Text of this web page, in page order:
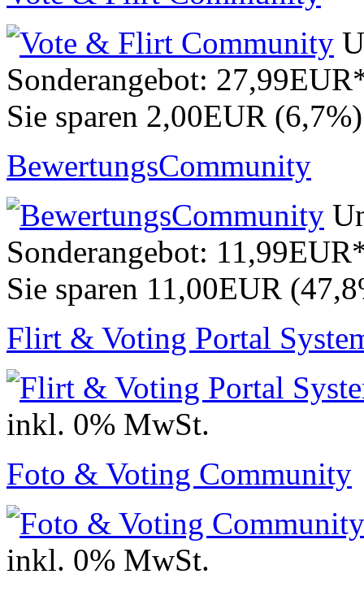
Sonderangebot:
Sie sparen 2,00EUR (6,7%)
BewertungsCommunity
Sonderangebot:
Sie sparen 11,00EUR
Flirt & Voting Portal
inkl. 0% MwSt.
Foto & Voting Community
inkl. 0% MwSt.